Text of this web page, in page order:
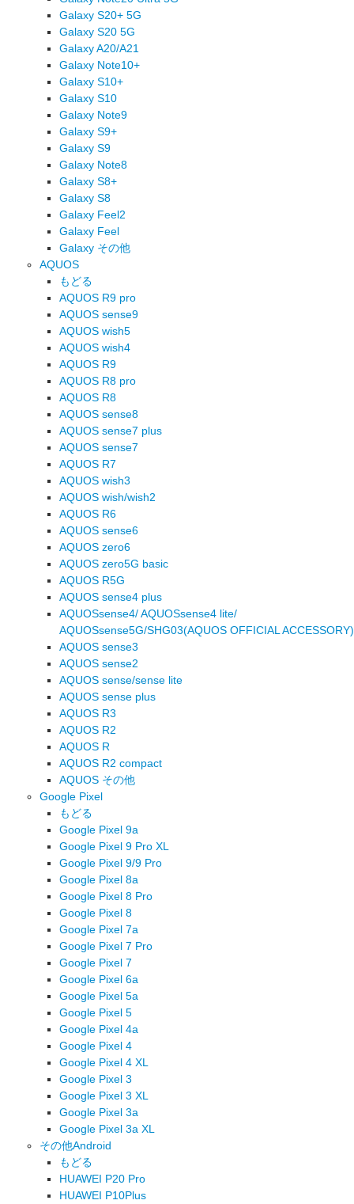
Galaxy S20+ 5G
Galaxy S20 5G
Galaxy A20/A21
Galaxy Note10+
Galaxy S10+
Galaxy S10
Galaxy Note9
Galaxy S9+
Galaxy S9
Galaxy Note8
Galaxy S8+
Galaxy S8
Galaxy Feel2
Galaxy Feel
Galaxy その他
AQUOS
もどる
AQUOS R9 pro
AQUOS sense9
AQUOS wish5
AQUOS wish4
AQUOS R9
AQUOS R8 pro
AQUOS R8
AQUOS sense8
AQUOS sense7 plus
AQUOS sense7
AQUOS R7
AQUOS wish3
AQUOS wish/wish2
AQUOS R6
AQUOS sense6
AQUOS zero6
AQUOS zero5G basic
AQUOS R5G
AQUOS sense4 plus
AQUOSsense4/ AQUOSsense4 lite/
AQUOSsense5G/SHG03(AQUOS OFFICIAL ACCESSORY)
AQUOS sense3
AQUOS sense2
AQUOS sense/sense lite
AQUOS sense plus
AQUOS R3
AQUOS R2
AQUOS R
AQUOS R2 compact
AQUOS その他
Google Pixel
もどる
Google Pixel 9a
Google Pixel 9 Pro XL
Google Pixel 9/9 Pro
Google Pixel 8a
Google Pixel 8 Pro
Google Pixel 8
Google Pixel 7a
Google Pixel 7 Pro
Google Pixel 7
Google Pixel 6a
Google Pixel 5a
Google Pixel 5
Google Pixel 4a
Google Pixel 4
Google Pixel 4 XL
Google Pixel 3
Google Pixel 3 XL
Google Pixel 3a
Google Pixel 3a XL
その他Android
もどる
HUAWEI P20 Pro
HUAWEI P10Plus